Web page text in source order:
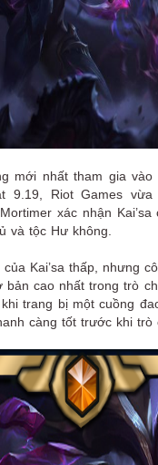
mới nhất tham gia
9.19, Riot Games vừa
xác nhận
và tộc Hư không.
Kai’sa thấp, nhưng
bản cao nhất trong trò
trang bị một cuồng
càng tốt trước khi trò